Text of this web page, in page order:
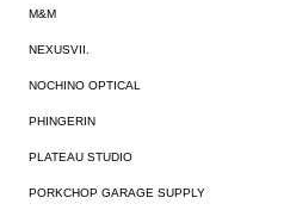
M&M
NEXUSVII.
NOCHINO OPTICAL
PHINGERIN
PLATEAU STUDIO
PORKCHOP GARAGE SUPPLY